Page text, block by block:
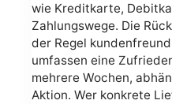
wie Kreditkarte,
Zahlungswege. Die
der Regel
umfassen eine
mehrere Wochen,
Aktion. Wer konkrete